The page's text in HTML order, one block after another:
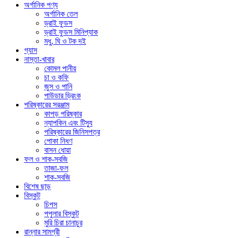
অর্গানিক পণ্য
অর্গানিক তেল
ড্রাই ফুডস
ড্রাই ফুডস মিনিপ্যাক
মধু, ঘি ও টক দই
গ্যাস
নাস্তা-খাবার
কোমল পানীয়
চা ও কফি
জুস ও পানি
পাউডার ড্রিংক
পরিষ্কারের সরঞ্জাম
কাপড় পরিষ্কার
ন্যাপকিন এবং টিস্যু
পরিষ্কারের জিনিসপত্র
পোকা নিধণ
বাসন ধোয়া
ফল ও শাক-সবজি
তাজা-ফল
শাক-সবজি
বিশেষ ছাড়
বিস্কুট
চিপস
পপুলার বিস্কুট
মুরি চিরা চানাচুর
রান্নার সামগ্রী